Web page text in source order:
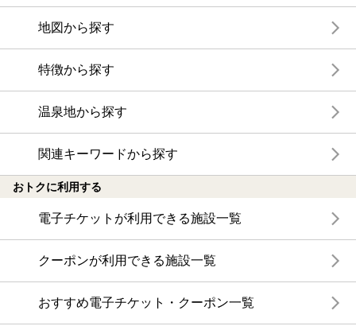
地図から探す
特徴から探す
温泉地から探す
関連キーワードから探す
おトクに利用する
電子チケットが利用できる施設一覧
クーポンが利用できる施設一覧
おすすめ電子チケット・クーポン一覧